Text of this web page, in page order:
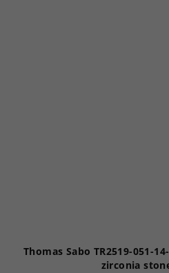
Thomas Sabo TR2519-051-
zirconia